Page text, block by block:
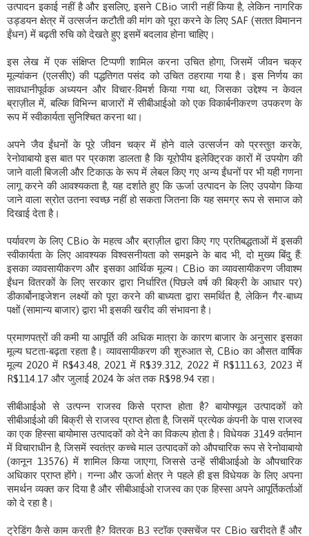
उत्पादन इकाई नहीं है और इसलिए, इसने CBio जारी नहीं किया है, लेकिन नागरिक
उड्डयन क्षेत्र में उत्सर्जन कटौती की मांग को पूरा करने के लिए SAF (सतत विमानन
ईंधन) में बढ़ती रुचि को देखते हुए इसमें बदलाव होना चाहिए।
इस लेख में एक संक्षिप्त टिप्पणी शामिल करना उचित होगा, जिसमें जीवन चक्र
मूल्यांकन (एलसीए) की पद्धतिगत पसंद को उचित ठहराया गया है। इस निर्णय का
सावधानीपूर्वक अध्ययन और विचार-विमर्श किया गया था, जिसका उद्देश्य न केवल
ब्राज़ील में, बल्कि विभिन्न बाजारों में सीबीआईओ को एक विकार्बनीकरण उपकरण के
रूप में स्वीकार्यता सुनिश्चित करना था।
अपने जैव ईंधनों के पूरे जीवन चक्र में होने वाले उत्सर्जन को प्रस्तुत करके,
रेनोवाबायो इस बात पर प्रकाश डालता है कि यूरोपीय इलेक्ट्रिक कारों में उपयोग की
जाने वाली बिजली और टिकाऊ के रूप में लेबल किए गए अन्य ईंधनों पर भी यही गणना
लागू करने की आवश्यकता है, यह दर्शाते हुए कि ऊर्जा उत्पादन के लिए उपयोग किया
जाने वाला स्रोत उतना स्वच्छ नहीं हो सकता जितना कि यह समग्र रूप से समाज को
दिखाई देता है।
पर्यावरण के लिए CBio के महत्व और ब्राज़ील द्वारा किए गए प्रतिबद्धताओं में इसकी
स्वीकार्यता के लिए आवश्यक विश्वसनीयता को समझने के बाद भी, दो मुख्य बिंदु हैं:
इसका व्यावसायीकरण और इसका आर्थिक मूल्य। CBio का व्यावसायीकरण जीवाश्म
ईंधन वितरकों के लिए सरकार द्वारा निर्धारित (पिछले वर्ष की बिक्री के आधार पर)
डीकार्बोनाइजेशन लक्ष्यों को पूरा करने की बाध्यता द्वारा समर्थित है, लेकिन गैर-बाध्य
पक्षों (सामान्य बाजार) द्वारा भी इसकी खरीद की संभावना है।
प्रमाणपत्रों की कमी या आपूर्ति की अधिक मात्रा के कारण बाजार के अनुसार इसका
मूल्य घटता-बढ़ता रहता है। व्यावसायीकरण की शुरुआत से, CBio का औसत वार्षिक
मूल्य 2020 में R$43.48, 2021 में R$39.312, 2022 में R$111.63, 2023 में
R$114.17 और जुलाई 2024 के अंत तक R$98.94 रहा।
सीबीआईओ से उत्पन्न राजस्व किसे प्राप्त होता है? बायोफ्यूल उत्पादकों को
सीबीआईओ की बिक्री से राजस्व प्राप्त होता है, जिसमें प्रत्येक कंपनी के पास राजस्व
का एक हिस्सा बायोमास उत्पादकों को देने का विकल्प होता है। विधेयक 3149 वर्तमान
में विचाराधीन है, जिसमें स्वतंत्र कच्चे माल उत्पादकों को औपचारिक रूप से रेनोवाबायो
(कानून 13576) में शामिल किया जाएगा, जिससे उन्हें सीबीआईओ के औपचारिक
अधिकार प्राप्त होंगे। गन्ना और ऊर्जा क्षेत्र ने पहले ही इस विधेयक के लिए अपना
समर्थन व्यक्त कर दिया है और सीबीआईओ राजस्व का एक हिस्सा अपने आपूर्तिकर्ताओं
को दे रहा है।
ट्रेडिंग कैसे काम करती है? वितरक B3 स्टॉक एक्सचेंज पर CBio खरीदते हैं और